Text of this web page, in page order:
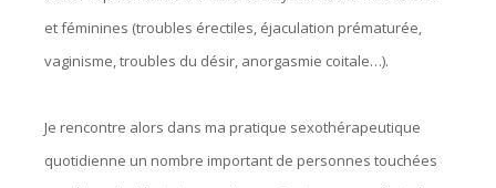
et féminines (troubles érectiles, éjaculation prématurée,
vaginisme, troubles du désir, anorgasmie coitale…).
Je rencontre alors dans ma pratique sexothérapeutique
quotidienne un nombre important de personnes touchées